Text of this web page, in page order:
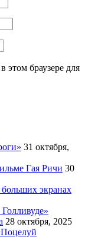
этом браузере для
31 октября,
Гая Ричи 30
экранах
28 октября, 2025